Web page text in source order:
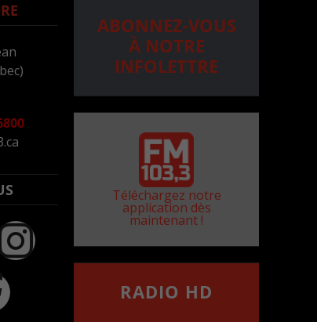
ABONNEZ-VOUS
À NOTRE
INFOLETTRE
Téléchargez notre
application dès
maintenant !
RADIO HD